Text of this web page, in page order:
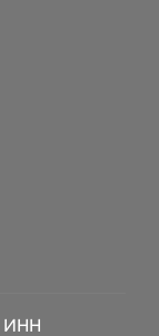
ИНН